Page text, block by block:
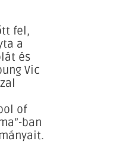
fel,
a
és
Vic
of
ban